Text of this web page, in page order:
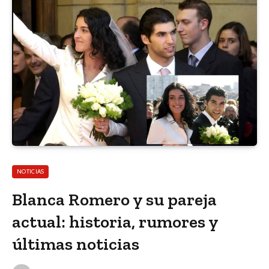
NOTICIAS
Blanca Romero y su pareja
actual: historia, rumores y
últimas noticias